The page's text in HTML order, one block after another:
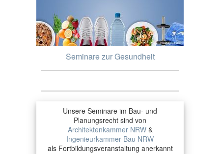
Seminare zur Gesundheit
Unsere Seminare im Bau- und
Planungsrecht sind von
Architektenkammer NRW&
Ingenieurkammer-Bau NRW
als Fortbildungsveranstaltung anerkannt